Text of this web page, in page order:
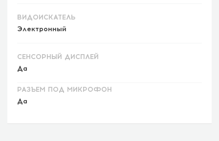
ВИДОИСКАТЕЛЬ
Электронный
СЕНСОРНЫЙ ДИСПЛЕЙ
Да
РАЗЪЕМ ПОД МИКРОФОН
Да